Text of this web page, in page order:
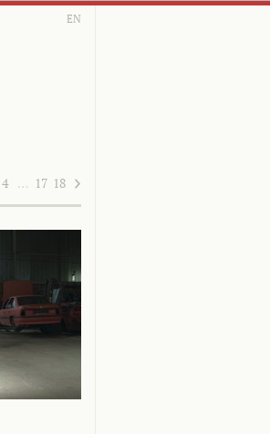
EN
4 … 17 18